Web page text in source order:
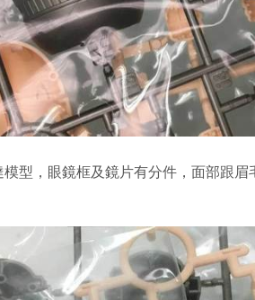
型，眼鏡框及鏡片有分件，面部跟